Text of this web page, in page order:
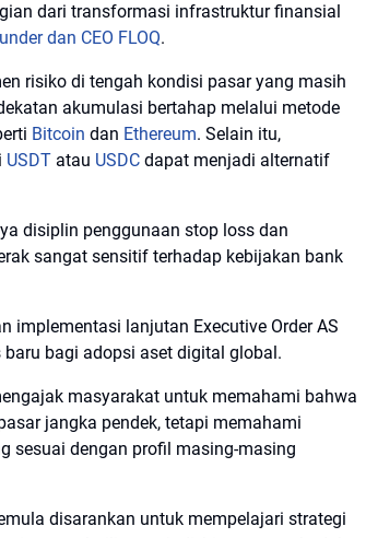
dari transformasi infrastruktur finansial
dan CEO FLOQ.
risiko di tengah kondisi pasar yang masih
akumulasi bertahap melalui metode
Bitcoin dan Ethereum. Selain itu,
USDT atau USDC dapat menjadi alternatif
disiplin penggunaan stop loss dan
sangat sensitif terhadap kebijakan bank
implementasi lanjutan Executive Order AS
bagi adopsi aset digital global.
masyarakat untuk memahami bahwa
jangka pendek, tetapi memahami
sesuai dengan profil masing-masing
disarankan untuk mempelajari strategi